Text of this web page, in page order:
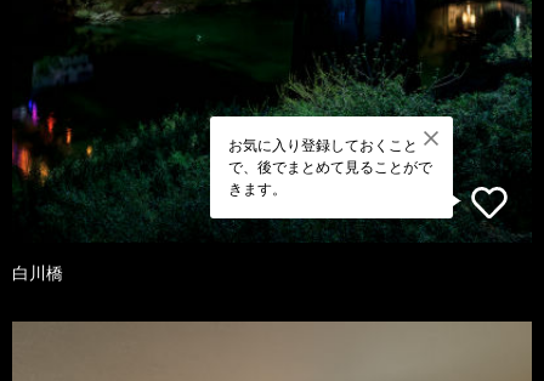
お気に入り登録しておくこと
で、後でまとめて見ることがで
きます。
白川橋